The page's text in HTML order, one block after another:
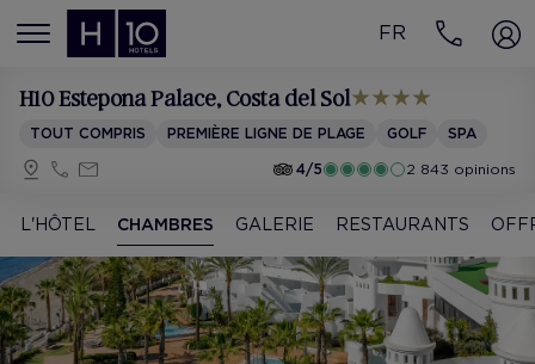
MENÚ
FR
H10 Estepona Palace, Costa del Sol
TOUT COMPRIS PREMIÈRE LIGNE DE PLAGE GOLF
SPA
4/5
2 843 opinions
L'HÔTEL CHAMBRES GALERIE RESTAURANTS